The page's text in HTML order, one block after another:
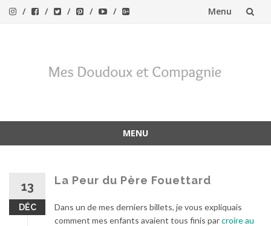
Menu
MENU
13
DÉC
La Peur du Père Fouettard
Dans un de mes derniers billets, je vous expliquais
comment mes enfants avaient tous finis parcroire au